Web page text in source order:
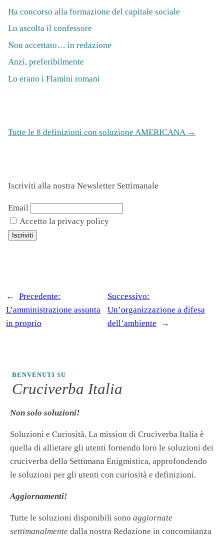
Ha concorso alla formazione del capitale sociale
Lo ascolta il confessore
Non accettato… in redazione
Anzi, preferibilmente
Lo erano i Flamini romani
Tutte le 8 definizioni con soluzione AMERICANA →
Iscriviti alla nostra Newsletter Settimanale
Email
Accetto la privacy policy
←
Precedente:
L’amministrazione assunta
in proprio
Successivo:
Un’organizzazione a difesa
dell’ambiente
→
BENVENUTI SU
Cruciverba Italia
Non solo soluzioni!
Soluzioni e Curiosità. La mission di Cruciverba Italia è
quella di allietare gli utenti fornendo loro le soluzioni dei
cruciverba della Settimana Enigmistica, approfondendo
le soluzioni per gli utenti con curiosità e definizioni.
Aggiornamenti!
Tutte le soluzioni disponibili sono aggiornate
settimanalmente dalla nostra Redazione in concomitanza